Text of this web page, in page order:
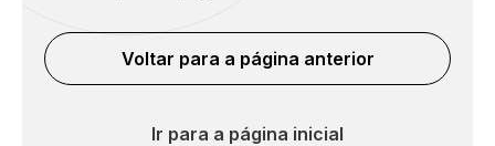
Voltar para a página anterior
Ir para a página inicial